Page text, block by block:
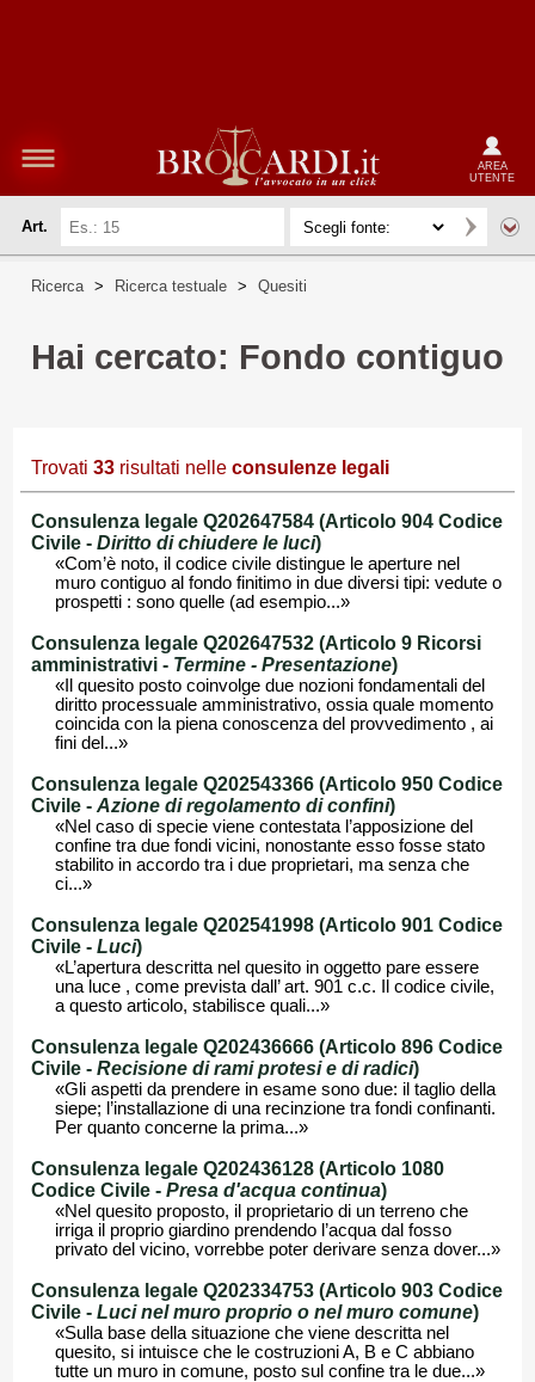
AREA
UTENTE
Art.
Ricerca > Ricerca testuale > Quesiti
Hai cercato: Fondo contiguo
Trovati 33 risultati nelle consulenze legali
Consulenza legale Q202647584 (Articolo 904 Codice
Civile - Diritto di chiudere le luci)
«Com’è noto, il codice civile distingue le aperture nel
muro contiguo al fondo finitimo in due diversi tipi: vedute o
prospetti : sono quelle (ad esempio...»
Consulenza legale Q202647532 (Articolo 9 Ricorsi
amministrativi - Termine - Presentazione)
«Il quesito posto coinvolge due nozioni fondamentali del
diritto processuale amministrativo, ossia quale momento
coincida con la piena conoscenza del provvedimento , ai
fini del...»
Consulenza legale Q202543366 (Articolo 950 Codice
Civile - Azione di regolamento di confini)
«Nel caso di specie viene contestata l’apposizione del
confine tra due fondi vicini, nonostante esso fosse stato
stabilito in accordo tra i due proprietari, ma senza che
ci...»
Consulenza legale Q202541998 (Articolo 901 Codice
Civile - Luci)
«L’apertura descritta nel quesito in oggetto pare essere
una luce , come prevista dall’ art. 901 c.c. Il codice civile,
a questo articolo, stabilisce quali...»
Consulenza legale Q202436666 (Articolo 896 Codice
Civile - Recisione di rami protesi e di radici)
«Gli aspetti da prendere in esame sono due: il taglio della
siepe; l’installazione di una recinzione tra fondi confinanti.
Per quanto concerne la prima...»
Consulenza legale Q202436128 (Articolo 1080
Codice Civile - Presa d'acqua continua)
«Nel quesito proposto, il proprietario di un terreno che
irriga il proprio giardino prendendo l’acqua dal fosso
privato del vicino, vorrebbe poter derivare senza dover...»
Consulenza legale Q202334753 (Articolo 903 Codice
Civile - Luci nel muro proprio o nel muro comune)
«Sulla base della situazione che viene descritta nel
quesito, si intuisce che le costruzioni A, B e C abbiano
tutte un muro in comune, posto sul confine tra le due...»